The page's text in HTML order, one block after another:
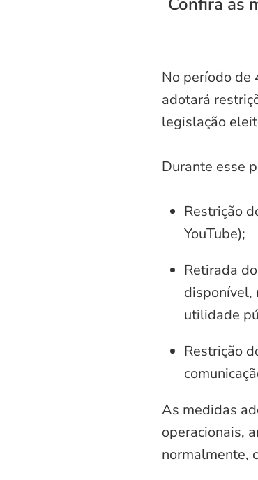
No período de
adotará
legislação
Durante esse
Restrição
YouTube);
Retirada
disponível,
utilidade
Restrição
As medidas
operacionais,
normalmente,